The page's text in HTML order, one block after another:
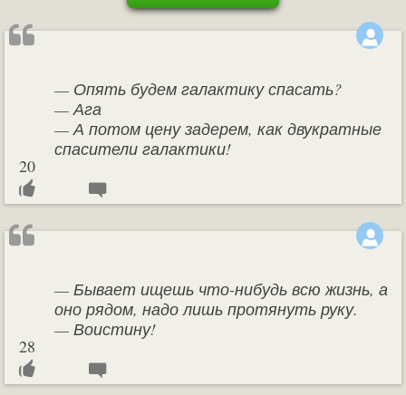
— Опять будем галактику спасать?
— Ага
— А потом цену задерем, как двукратные
спасители галактики!
20
— Бывает ищешь что-нибудь всю жизнь, а
оно рядом, надо лишь протянуть руку.
— Воистину!
28